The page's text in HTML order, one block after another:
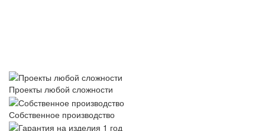
Проекты любой сложности
Собственное производство